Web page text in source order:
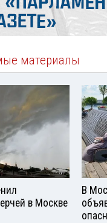
материалы
в Москве
В